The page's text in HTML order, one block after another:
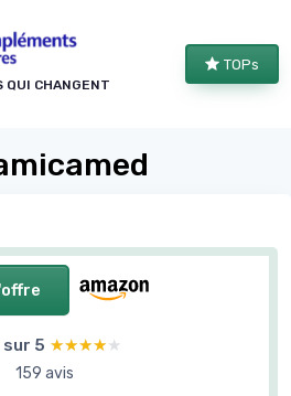
QUI CHANGENT
TOPs
sur 5 ★★★★★
★★★★★
159 avis